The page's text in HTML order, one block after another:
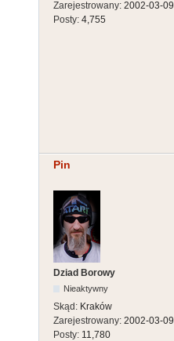
Zarejestrowany: 2002-03-09
Posty: 4,755
Pin
Dziad Borowy
Nieaktywny
Skąd: Kraków
Zarejestrowany: 2002-03-09
Posty: 11,780